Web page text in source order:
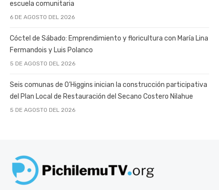
escuela comunitaria
6 DE AGOSTO DEL 2026
Cóctel de Sábado: Emprendimiento y floricultura con María Lina
Fermandois y Luis Polanco
5 DE AGOSTO DEL 2026
Seis comunas de O’Higgins inician la construcción participativa
del Plan Local de Restauración del Secano Costero Nilahue
5 DE AGOSTO DEL 2026